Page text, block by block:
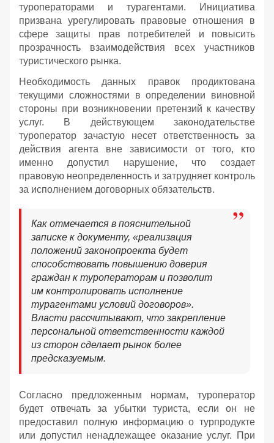
туроператорами и турагентами. Инициатива
призвана урегулировать правовые отношения в
сфере защиты прав потребителей и повысить
прозрачность взаимодействия всех участников
туристического рынка.
Необходимость данных правок продиктована
текущими сложностями в определении виновной
стороны при возникновении претензий к качеству
услуг. В действующем законодательстве
туроператор зачастую несет ответственность за
действия агента вне зависимости от того, кто
именно допустил нарушение, что создает
правовую неопределенность и затрудняет контроль
за исполнением договорных обязательств.
Как отмечается в пояснительной
записке к документу, «реализация
положений законопроекта будет
способствовать повышению доверия
граждан к туроператорам и позволит
им контролировать исполнение
турагентами условий договоров».
Власти рассчитывают, что закрепление
персональной ответственности каждой
из сторон сделает рынок более
предсказуемым.
Согласно предложенным нормам, туроператор
будет отвечать за убытки туриста, если он не
предоставил полную информацию о турпродукте
или допустил ненадлежащее оказание услуг. При